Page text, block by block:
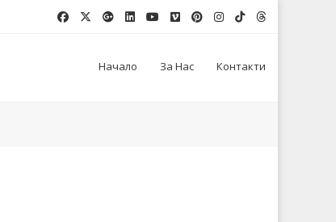
Начало За Нас Контакти